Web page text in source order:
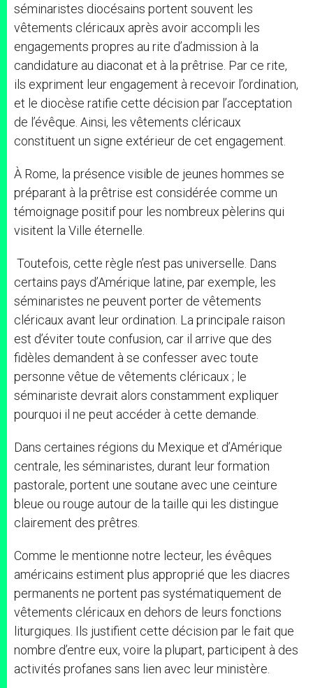
séminaristes diocésains portent souvent les
vêtements cléricaux après avoir accompli les
engagements propres au rite d’admission à la
candidature au diaconat et à la prêtrise. Par ce rite,
ils expriment leur engagement à recevoir l’ordination,
et le diocèse ratifie cette décision par l’acceptation
de l’évêque. Ainsi, les vêtements cléricaux
constituent un signe extérieur de cet engagement.
À Rome, la présence visible de jeunes hommes se
préparant à la prêtrise est considérée comme un
témoignage positif pour les nombreux pèlerins qui
visitent la Ville éternelle.
Toutefois, cette règle n’est pas universelle. Dans
certains pays d’Amérique latine, par exemple, les
séminaristes ne peuvent porter de vêtements
cléricaux avant leur ordination. La principale raison
est d’éviter toute confusion, car il arrive que des
fidèles demandent à se confesser avec toute
personne vêtue de vêtements cléricaux ; le
séminariste devrait alors constamment expliquer
pourquoi il ne peut accéder à cette demande.
Dans certaines régions du Mexique et d’Amérique
centrale, les séminaristes, durant leur formation
pastorale, portent une soutane avec une ceinture
bleue ou rouge autour de la taille qui les distingue
clairement des prêtres.
Comme le mentionne notre lecteur, les évêques
américains estiment plus approprié que les diacres
permanents ne portent pas systématiquement de
vêtements cléricaux en dehors de leurs fonctions
liturgiques. Ils justifient cette décision par le fait que
nombre d’entre eux, voire la plupart, participent à des
activités profanes sans lien avec leur ministère.